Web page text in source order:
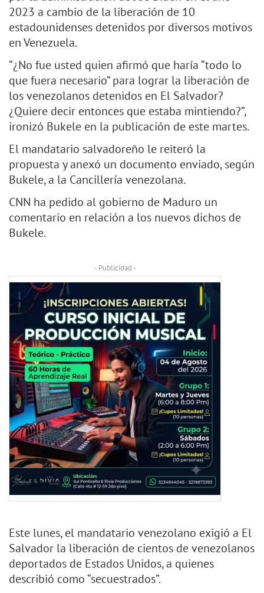
2023 a cambio de la liberación de 10
estadounidenses detenidos por diversos motivos
en Venezuela.
“¿No fue usted quien afirmó que haría “todo lo
que fuera necesario” para lograr la liberación de
los venezolanos detenidos en El Salvador?
¿Quiere decir entonces que estaba mintiendo?”,
ironizó Bukele en la publicación de este martes.
El mandatario salvadoreño le reiteró la
propuesta y anexó un documento enviado, según
Bukele, a la Cancillería venezolana.
CNN ha pedido al gobierno de Maduro un
comentario en relación a los nuevos dichos de
Bukele.
- Publicidad -
Este lunes, el mandatario venezolano exigió a El
Salvador la liberación de cientos de venezolanos
deportados de Estados Unidos, a quienes
describió como “secuestrados”.